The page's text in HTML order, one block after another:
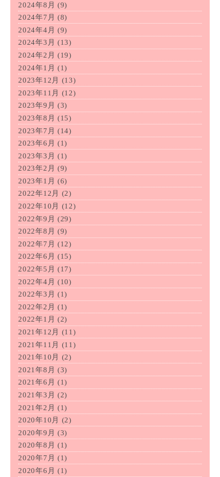
2024年8月 (9)
2024年7月 (8)
2024年4月 (9)
2024年3月 (13)
2024年2月 (19)
2024年1月 (1)
2023年12月
(13)
2023年11月
(12)
2023年9月 (3)
2023年8月 (15)
2023年7月 (14)
2023年6月 (1)
2023年3月 (1)
2023年2月 (9)
2023年1月 (6)
2022年12月
(2)
2022年10月
(12)
2022年9月 (29)
2022年8月 (9)
2022年7月 (12)
2022年6月 (15)
2022年5月 (17)
2022年4月 (10)
2022年3月 (1)
2022年2月 (1)
2022年1月 (2)
2021年12月
(11)
2021年11月 (11)
2021年10月
(2)
2021年8月 (3)
2021年6月 (1)
2021年3月 (2)
2021年2月 (1)
2020年10月
(2)
2020年9月 (3)
2020年8月 (1)
2020年7月 (1)
2020年6月 (1)